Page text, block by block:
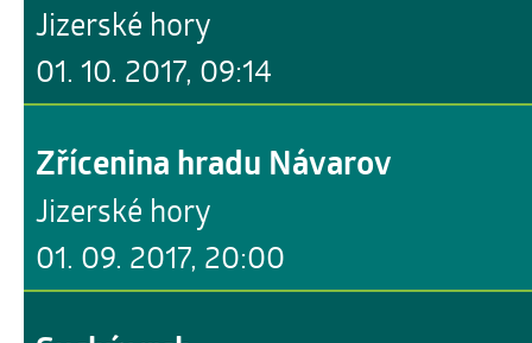
01. 10. 2017, 09:14
Jizerské hory
01. 09. 2017, 20:00
Zřícenina hradu Návarov
Jizerské hory